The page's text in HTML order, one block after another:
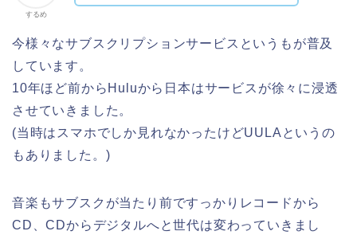
するめ
今様々なサブスクリプションサービスというもが普及
しています。
10年ほど前からHuluから日本はサービスが徐々に浸透
させていきました。
(当時はスマホでしか見れなかったけどUULAというの
もありました。)
音楽もサブスクが当たり前ですっかりレコードから
CD、CDからデジタルへと世代は変わっていきまし